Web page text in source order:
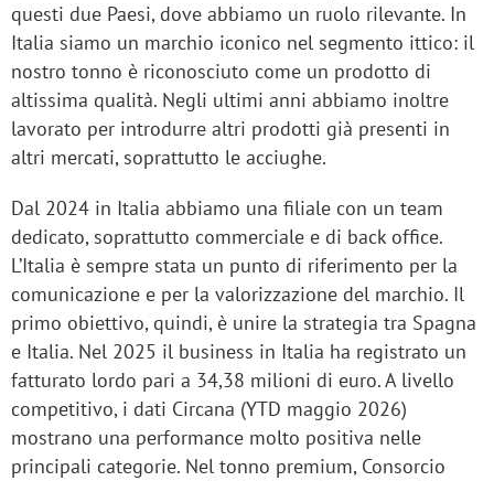
questi due Paesi, dove abbiamo un ruolo rilevante. In
Italia siamo un marchio iconico nel segmento ittico: il
nostro tonno è riconosciuto come un prodotto di
altissima qualità. Negli ultimi anni abbiamo inoltre
lavorato per introdurre altri prodotti già presenti in
altri mercati, soprattutto le acciughe.
Dal 2024 in Italia abbiamo una filiale con un team
dedicato, soprattutto commerciale e di back office.
L’Italia è sempre stata un punto di riferimento per la
comunicazione e per la valorizzazione del marchio. Il
primo obiettivo, quindi, è unire la strategia tra Spagna
e Italia. Nel 2025 il business in Italia ha registrato un
fatturato lordo pari a 34,38 milioni di euro. A livello
competitivo, i dati Circana (YTD maggio 2026)
mostrano una performance molto positiva nelle
principali categorie. Nel tonno premium, Consorcio